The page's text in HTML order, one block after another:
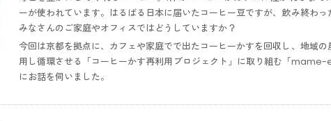
ーが使われています。はるばる日本に届いたコーヒー豆ですが、飲み終わ
みなさんのご家庭やオフィスではどうしていますか？
今回は京都を拠点に、カフェや家庭でで出たコーヒーかすを回収し、地域
用し循環させる「コーヒーかす再利用プロジェクト」に取り組む「
にお話を伺いました。